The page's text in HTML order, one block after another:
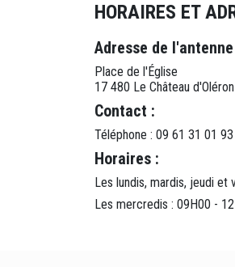
HORAIRES ET
Adresse de
Place de l'Église
17 480 Le Château d'Oléron
Contact :
Téléphone : 09 61 31 01 93
Horaires :
Les lundis, mardis, jeudi
Les mercredis : 09H00 -